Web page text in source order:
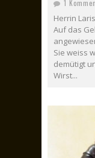
1
Herrin
Auf das
Sie weiss
demütigt
Wirst...